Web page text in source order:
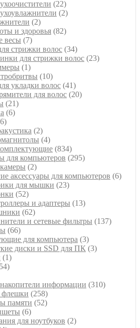
2222
товара
22
22
товара
и здоровья 8282
весы 77
товаров
стрижки волос 3434
товара
для стрижки волос 2323
11
товар1010
товаров
укладки волос 4141
товар
для волос 2020
2121
66
66
товаров
22
товара
44
товара
834834
товара
для компьютеров 295295
22
товара
аксессуары для компьютеров 66
для мышки 2323
5252
товара
и адаптеры 1313
6262
товара
и сетевые фильтры 137137
6666
товаров
для компьютера 33
товара
диски и SSD для ПК 33
11
товар
154
информации 310310
флешки 258258
товаров
памяти 5252
66
товаров
для ноутбуков 22